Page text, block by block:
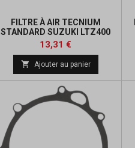
FILTRE À AIR TECNIUM
STANDARD SUZUKI LTZ400
Prix
13,31 €
base
 Ajouter au panier